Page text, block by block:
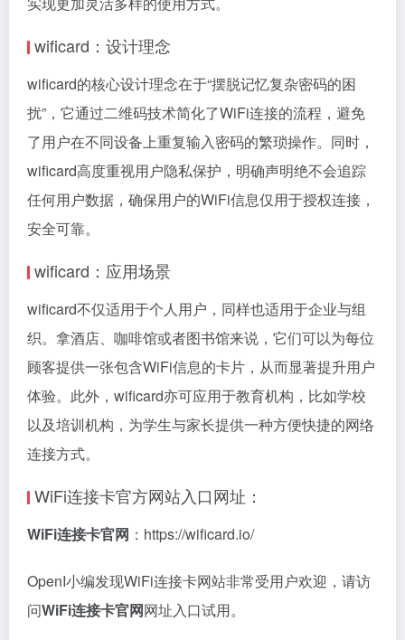
wificard：设计理念
wificard的核心设计理念在于“摆脱记忆复杂密码的困
扰”，它通过二维码技术简化了WiFi连接的流程，避免
了用户在不同设备上重复输入密码的繁琐操作。同时，
wificard高度重视用户隐私保护，明确声明绝不会追踪
任何用户数据，确保用户的WiFi信息仅用于授权连接，
安全可靠。
wificard：应用场景
wificard不仅适用于个人用户，同样也适用于企业与组
织。拿酒店、咖啡馆或者图书馆来说，它们可以为每位
顾客提供一张包含WiFi信息的卡片，从而显著提升用户
体验。此外，wificard亦可应用于教育机构，比如学校
以及培训机构，为学生与家长提供一种方便快捷的网络
连接方式。
WiFi连接卡官方网站入口网址：
WiFi连接卡官网 ：https://wificard.io/
OpenI小编发现WiFi连接卡网站非常受用户欢迎，请访
问WiFi连接卡官网网址入口试用。